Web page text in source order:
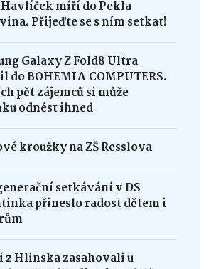
míří do Pekla
Přijeďte se s ním setkat!
Galaxy Z Fold8 Ultra
do BOHEMIA COMPUTERS.
pět zájemců si může
odnést ihned
kroužky na ZŠ Resslova
setkávání v DS
přineslo radost dětem i
z Hlinska zasahovali u